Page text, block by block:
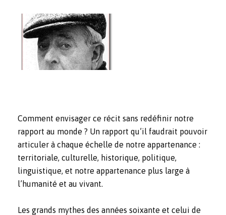
Comment envisager ce récit sans redéfinir notre
rapport au monde ? Un rapport qu’il faudrait pouvoir
articuler à chaque échelle de notre appartenance :
territoriale, culturelle, historique, politique,
linguistique, et notre appartenance plus large à
l’humanité et au vivant.
Les grands mythes des années soixante et celui de